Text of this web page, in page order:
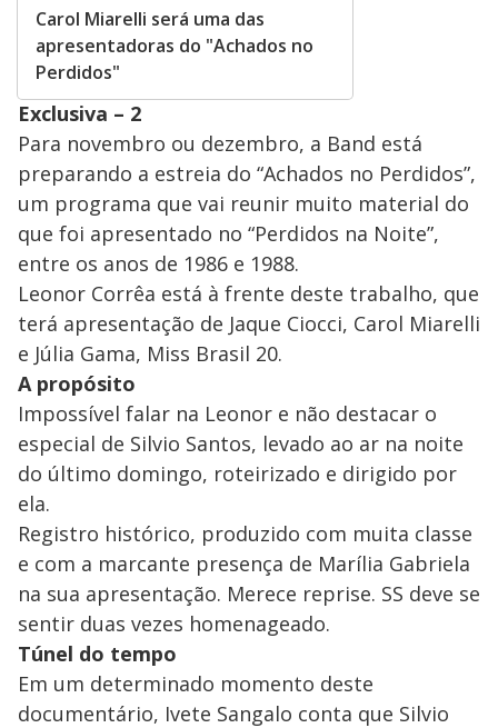
Carol Miarelli será uma das
apresentadoras do "Achados no
Perdidos"
Exclusiva – 2
Para novembro ou dezembro, a Band está
preparando a estreia do “Achados no Perdidos”,
um programa que vai reunir muito material do
que foi apresentado no “Perdidos na Noite”,
entre os anos de 1986 e 1988.
Leonor Corrêa está à frente deste trabalho, que
terá apresentação de Jaque Ciocci, Carol Miarelli
e Júlia Gama, Miss Brasil 20.
A propósito
Impossível falar na Leonor e não destacar o
especial de Silvio Santos, levado ao ar na noite
do último domingo, roteirizado e dirigido por
ela.
Registro histórico, produzido com muita classe
e com a marcante presença de Marília Gabriela
na sua apresentação. Merece reprise. SS deve se
sentir duas vezes homenageado.
Túnel do tempo
Em um determinado momento deste
documentário, Ivete Sangalo conta que Silvio